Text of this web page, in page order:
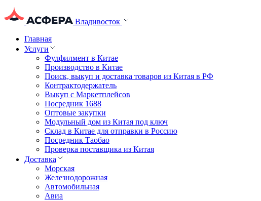
Владивосток
Главная
Услуги
Фулфилмент в Китае
Производство в Китае
Поиск, выкуп и доставка товаров из Китая в РФ
Контрактодержатель
Выкуп с Маркетплейсов
Посредник 1688
Оптовые закупки
Модульный дом из Китая под ключ
Склад в Китае для отправки в Россию
Посредник Таобао
Проверка поставщика из Китая
Доставка
Морская
Железнодорожная
Автомобильная
Авиа